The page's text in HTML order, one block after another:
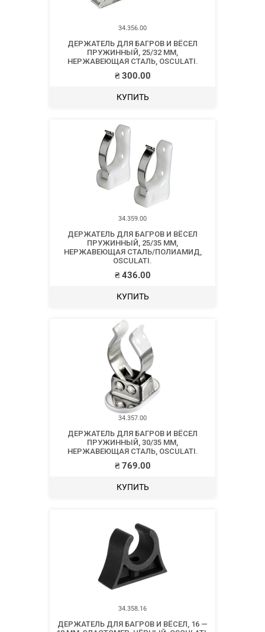
34.356.00
ДЕРЖАТЕЛЬ ДЛЯ БАГРОВ И ВЁСЕЛ
ПРУЖИННЫЙ, 25/32 ММ,
НЕРЖАВЕЮЩАЯ СТАЛЬ, OSCULATI.
₴300.00
КУПИТЬ
34.359.00
ДЕРЖАТЕЛЬ ДЛЯ БАГРОВ И ВЁСЕЛ
ПРУЖИННЫЙ, 25/35 ММ,
НЕРЖАВЕЮЩАЯ СТАЛЬ/ПОЛИАМИД,
OSCULATI.
₴436.00
КУПИТЬ
34.357.00
ДЕРЖАТЕЛЬ ДЛЯ БАГРОВ И ВЁСЕЛ
ПРУЖИННЫЙ, 30/35 ММ,
НЕРЖАВЕЮЩАЯ СТАЛЬ, OSCULATI.
₴769.00
КУПИТЬ
34.358.16
ДЕРЖАТЕЛЬ ДЛЯ БАГРОВ И ВЁСЕЛ, 16 —